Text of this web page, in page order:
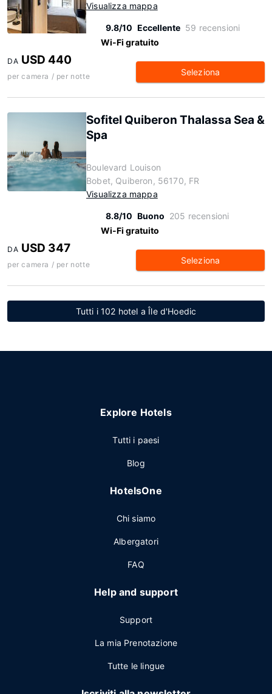
Visualizza mappa
9.8/10 Eccellente 59 recensioni
Wi-Fi gratuito
DA USD 440
per camera / per notte Seleziona
Sofitel Quiberon Thalassa Sea &
Spa
Boulevard Louison
Bobet, Quiberon, 56170, FR
Visualizza mappa
8.8/10 Buono 205 recensioni
Wi-Fi gratuito
DA USD 347
per camera / per notte Seleziona
Tutti i 102 hotel a Île d'Hoedic
Explore Hotels
Tutti i paesi
Blog
HotelsOne
Chi siamo
Albergatori
FAQ
Help and support
Support
La mia Prenotazione
Tutte le lingue